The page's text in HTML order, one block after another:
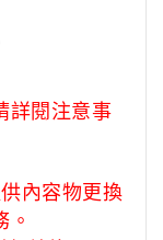
詳閱注意事
內容物更換
。